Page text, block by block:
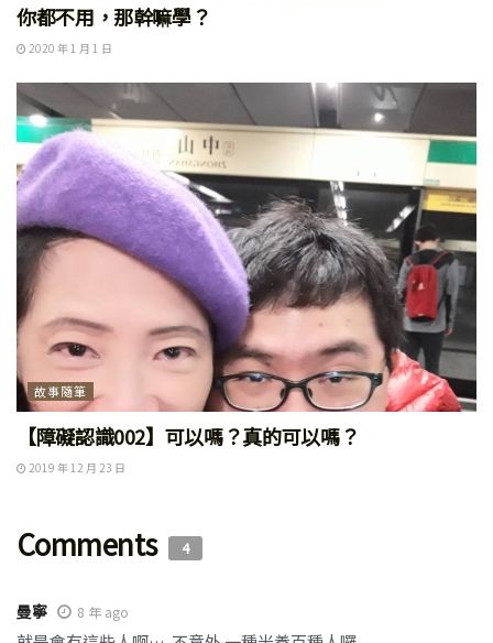
你都不用，那幹嘛學？
2020 年 1 月 1 日
故事隨筆
【障礙認識002】可以嗎？真的可以嗎？
2019 年 12 月 23 日
Comments 4
曼寧 8 年 ago